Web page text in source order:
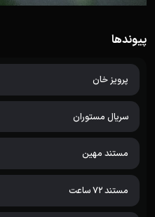
پیوندها
پرویز خان
سریال مستوران
مستند مهین
مستند 72 ساعت